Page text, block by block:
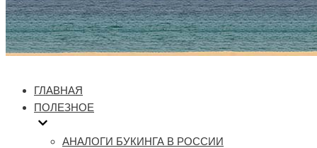
ГЛАВНАЯ
ПОЛЕЗНОЕ
АНАЛОГИ БУКИНГА В РОССИИ